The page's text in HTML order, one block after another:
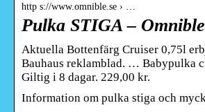
http s://www.omnible.se › …
Pulka STIGA – Omnible
Aktuella Bottenfärg Cruiser 0,75l
Bauhaus reklamblad. … Babypulka
Giltig i 8 dagar. 229,00 kr.
Information om pulka stiga och